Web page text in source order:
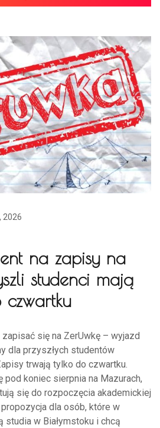
2026
na zapisy na
studenci mają
czwartku
się na ZerUwkę – wyjazd
dla przyszłych studentów
trwają tylko do czwartku.
koniec sierpnia na Mazurach,
się do rozpoczęcia akademickiej
dla osób, które w
w Białymstoku i chcą